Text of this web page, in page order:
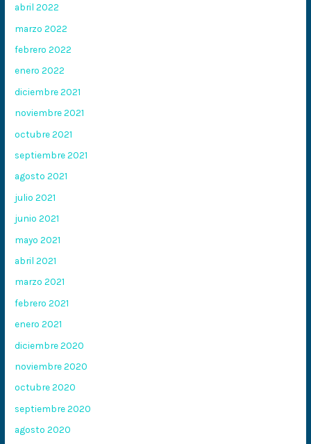
abril 2022
marzo 2022
febrero 2022
enero 2022
diciembre 2021
noviembre 2021
octubre 2021
septiembre 2021
agosto 2021
julio 2021
junio 2021
mayo 2021
abril 2021
marzo 2021
febrero 2021
enero 2021
diciembre 2020
noviembre 2020
octubre 2020
septiembre 2020
agosto 2020